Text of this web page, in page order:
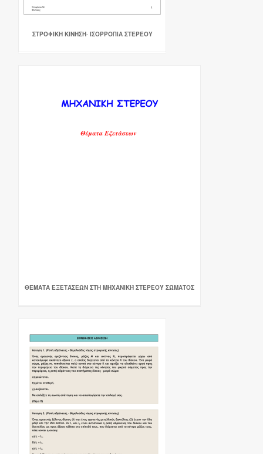
ΣΤΡΟΦΙΚΗ ΚΙΝΗΣΗ- ΙΣΟΡΡΟΠΙΑ ΣΤΕΡΕΟΥ
ΘΈΜΑΤΑ ΕΞΕΤΆΣΕΩΝ ΣΤΗ ΜΗΧΑΝΙΚΉ ΣΤΕΡΕΟΎ ΣΏΜΑΤΟΣ